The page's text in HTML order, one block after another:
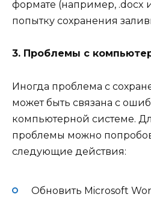
формате (например, .docx
попытку сохранения
3. Проблемы с
Иногда проблема с
может быть связана с
компьютерной системе.
проблемы можно
следующие действия:
Обновить Microsoft